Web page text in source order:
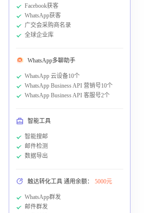
Facebook获客
WhatsApp获客
广交会采购商名录
全球企业库
WhatsApp多聊助手
WhatsApp 云设备10个
WhatsApp Business API 营销号10个
WhatsApp Business API 客服号2个
智能工具
智能搜邮
邮件检测
数据导出
触达转化工具 通用余额： 5000元
WhatsApp群发
邮件群发